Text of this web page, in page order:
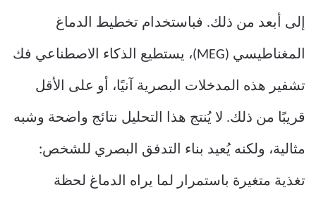
إلى أبعد من ذلك. فباستخدام تخطيط الدماغ
المغناطيسي (MEG)، يستطيع الذكاء الاصطناعي فك
تشفير هذه المدخلات البصرية آنيًا، أو على الأقل
قريبًا من ذلك. لا يُنتج هذا التحليل نتائج واضحة وشبه
مثالية، ولكنه يُعيد بناء التدفق البصري للشخص:
تغذية متغيرة باستمرار لما يراه الدماغ لحظة